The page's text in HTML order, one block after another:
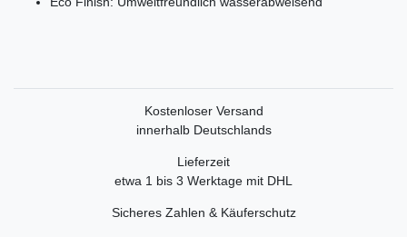
Kostenloser Versand
innerhalb Deutschlands
Lieferzeit
etwa 1 bis 3 Werktage mit DHL
Sicheres Zahlen & Käuferschutz